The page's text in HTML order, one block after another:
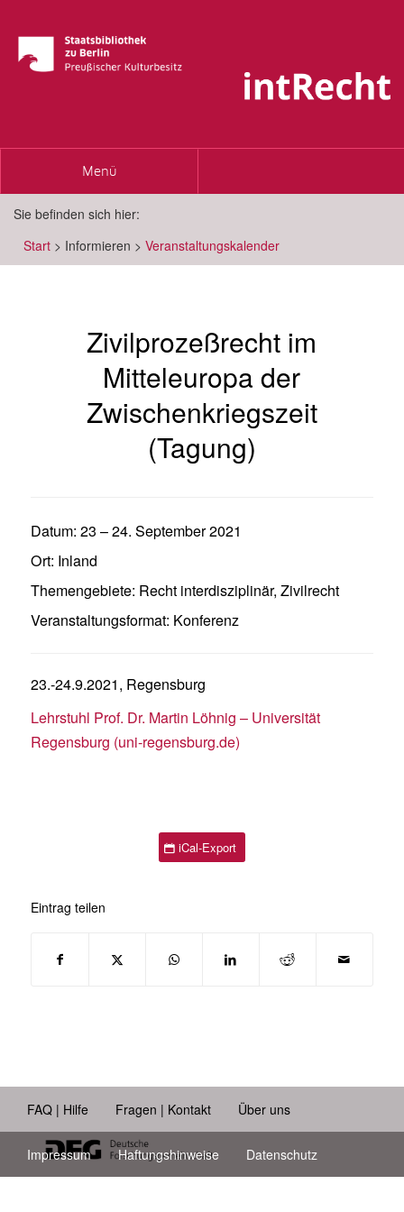
Toggle
Menü
Sie befinden sich hier:
Start > Informieren > Veranstaltungskalender
Zivilprozeßrecht im
Mitteleuropa der
Zwischenkriegszeit
(Tagung)
Datum: 23 –24. September 2021
Ort: Inland
Themengebiete: Recht interdisziplinär, Zivilrecht
Veranstaltungsformat: Konferenz
23.-24.9.2021, Regensburg
Lehrstuhl Prof. Dr. Martin Löhnig – Universität
Regensburg (uni-regensburg.de)
iCal-Export
Eintrag teilen
FAQ | Hilfe Fragen | Kontakt Über uns
Impressum Haftungshinweise Datenschutz